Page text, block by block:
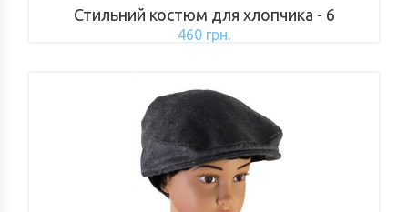
Стильний костюм для хлопчика - 6
460 грн.